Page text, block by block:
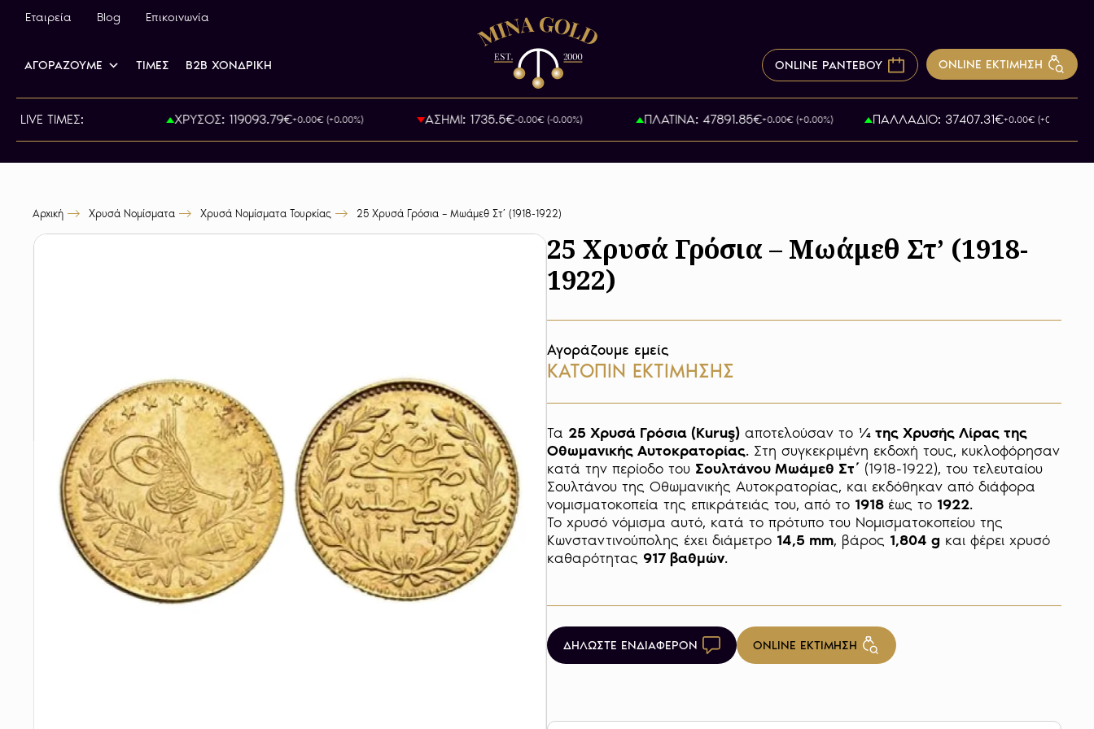
Εταιρεία Blog Επικοινωνία
ΑΓΟΡΑΖΟΥΜΕ ΤΙΜΕΣ B2B ΧΟΝΔΡΙΚΗ ONLINE ΡΑΝΤΕΒΟΥ ONLINE ΕΚΤΙΜΗΣΗ
LIVE ΤΙΜΕΣ:
825.00€ ΧΡΥΣΟΣ: 119093.79€+0.00€ (+0.00%) ΑΣΗΜΙ: 1735.5€-0.00€ (-0.00%) ΠΛΑΤΙΝΑ: 47891.85€+0.00€ (+0.00%) ΠΑΛΛΑΔΙΟ: 37407.31€+0.00€ (+0.00%)
Αρχική Χρυσά Νομίσματα Χρυσά Νομίσματα Τουρκίας 25 Χρυσά Γρόσια – Μωάμεθ Στ’ (1918-1922)
25 Χρυσά Γρόσια – Μωάμεθ Στ’ (1918-
1922)
Αγοράζουμε εμείς
ΚΑΤΟΠΙΝ ΕΚΤΙΜΗΣΗΣ
Τα 25 Χρυσά Γρόσια (Kuruş) αποτελούσαν το ¼ της Χρυσής Λίρας της
Οθωμανικής Αυτοκρατορίας. Στη συγκεκριμένη εκδοχή τους, κυκλοφόρησαν
κατά την περίοδο του Σουλτάνου Μωάμεθ Στ΄ (1918-1922), του τελευταίου
Σουλτάνου της Οθωμανικής Αυτοκρατορίας, και εκδόθηκαν από διάφορα
νομισματοκοπεία της επικράτειάς του, από το 1918 έως το 1922.
Το χρυσό νόμισμα αυτό, κατά το πρότυπο του Νομισματοκοπείου της
Κωνσταντινούπολης έχει διάμετρο 14,5 mm, βάρος 1,804 g και φέρει χρυσό
καθαρότητας 917 βαθμών.
ΔΗΛΩΣΤΕ ΕΝΔΙΑΦΕΡΟΝ ONLINE ΕΚΤΙΜΗΣΗ